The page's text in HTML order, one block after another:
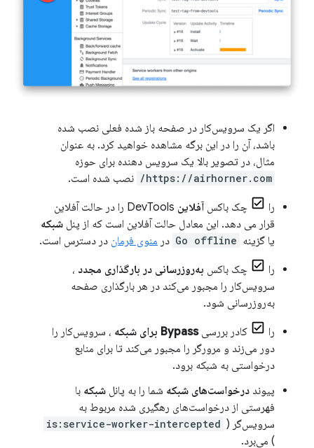
اگر یک سرویس‌کار در صفحه باز شده فعلی نصب شده
باشد، آن را در این برگه مشاهده خواهید کرد. به عنوان
مثال، در تصویر بالا یک سرویس دهنده برای حوزه
https://airhorner.com/ نصب شده است.
را چک باکس آفلاین
DevTools را در حالت آفلاین
قرار می دهد. این معادل حالت آفلاین است که از پنل شبکه
یا گزینه Go offline در منوی فرمان در دسترس است.
را چک باکس به‌روزرسانی در بارگذاری مجدد ،
سرویس‌کار را مجبور می‌کند در هر بارگذاری صفحه
به‌روزرسانی شود.
را کادر بررسیBypass برای شبکه
، سرویس‌کار را
دور می‌زند و مرورگر را مجبور می‌کند تا برای منابع
درخواستی به شبکه برود.
پیوند درخواست‌های شبکه شما را به پانل شبکه با
فهرستی از درخواست‌های رهگیری شده مربوط به
سرویس‌گر ( is:service-worker-intercepted
) می‌برد.